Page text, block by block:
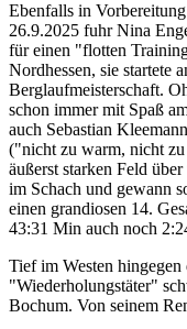
Ebenfalls in
26.9.2025 fuhr Nina
für einen "flotten
Nordhessen, sie startete
Berglaufmeisterschaft.
schon immer mit Spaß
auch Sebastian
("nicht zu warm, nicht
äußerst starken Feld
im Schach und gewann
einen grandiosen 14.
43:31 Min auch noch
Tief im Westen hingegen
"Wiederholungstäter"
Bochum. Von seinem